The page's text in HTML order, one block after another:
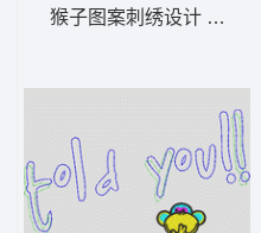
猴子图案刺绣设计 猴子_